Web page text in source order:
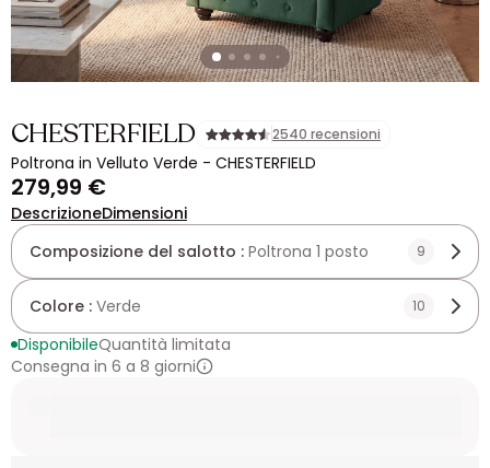
CHESTERFIELD 2540 recensioni
Poltrona in Velluto Verde - CHESTERFIELD
279,99 €
DescrizioneDimensioni
Composizione del salotto : Poltrona 1 posto 9
Colore : Verde 10
DisponibileQuantità limitata
Consegna in 6 a 8 giorni